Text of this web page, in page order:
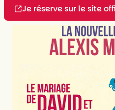
Je réserve sur le site